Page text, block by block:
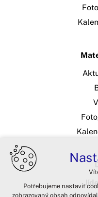
Potřebujeme nastavit
zobrazovaný obsah